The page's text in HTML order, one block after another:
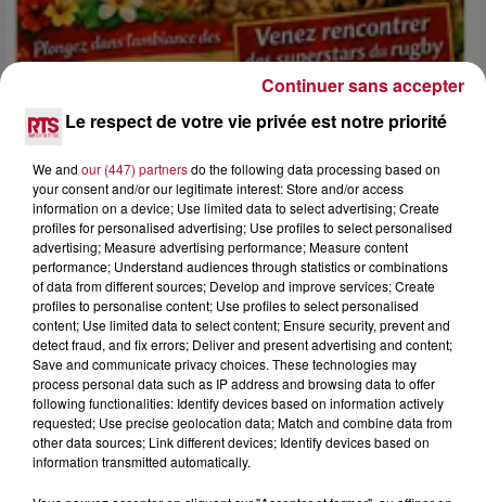
4 août 2026
FÊTE DE LA POLYNÉSIE À VILLEVEYRAC
Le respect de votre vie privée est notre priorité
We and our (447) partnersdo the following data processing based on
your consent and/or our legitimate interest: Store and/or access
information on a device; Use limited data to select advertising; Create
profiles for personalised advertising; Use profiles to select personalised
advertising; Measure advertising performance; Measure content
performance; Understand audiences through statistics or combinations
of data from different sources; Develop and improve services; Create
profiles to personalise content; Use profiles to select personalised
content; Use limited data to select content; Ensure security, prevent and
detect fraud, and fix errors; Deliver and present advertising and content;
Save and communicate privacy choices. These technologies may
process personal data such as IP address and browsing data to offer
following functionalities: Identify devices based on information actively
requested; Use precise geolocation data; Match and combine data from
other data sources; Link different devices; Identify devices based on
information transmitted automatically.
Continuer sans accepter